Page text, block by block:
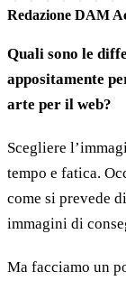
Redazione DAM
Quali sono le
appositamente
arte per il web?
Scegliere
tempo e fatica.
come si prevede
immagini di
Ma facciamo un